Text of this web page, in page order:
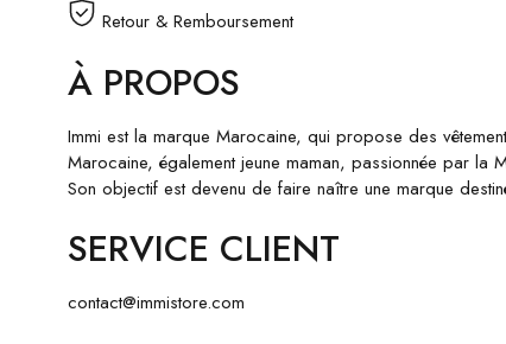
Retour & Remboursement
À PROPOS
Immi est la marque Marocaine, qui propose des
Marocaine, également jeune maman, passionnée par la
Son objectif est devenu de faire naître une marque
SERVICE CLIENT
contact@immistore.com